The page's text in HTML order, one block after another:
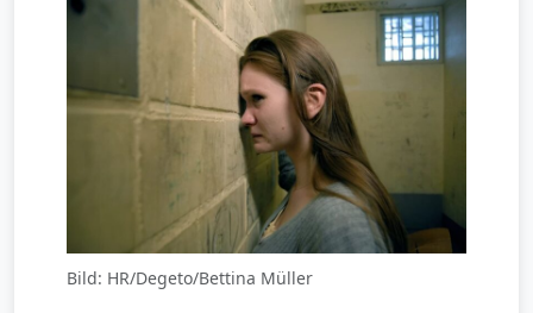
Bild: HR/Degeto/Bettina Müller